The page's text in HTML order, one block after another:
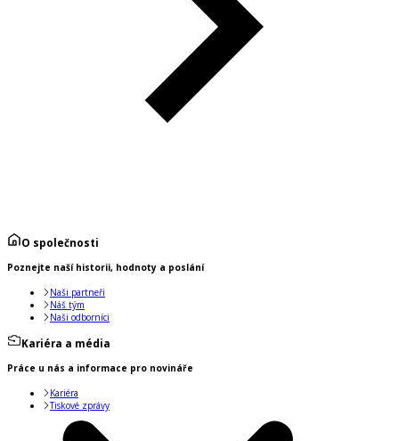
O společnosti
Poznejte naší historii, hodnoty a poslání
Naši partneři
Náš tým
Naši odborníci
Kariéra a média
Práce u nás a informace pro novináře
Kariéra
Tiskové zprávy